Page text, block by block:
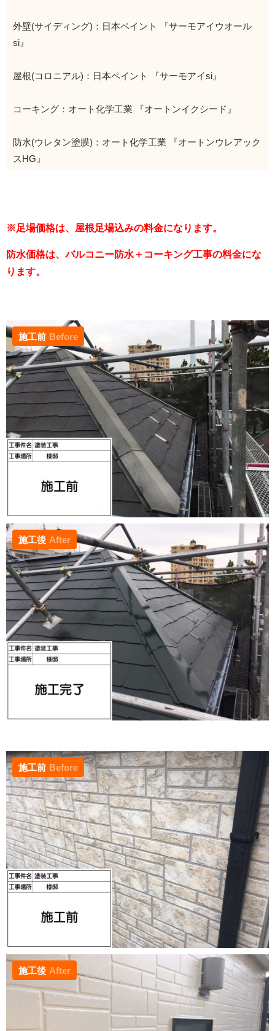
外壁(サイディング)：日本ペイント 『サーモアイウオール
si』
屋根(コロニアル)：日本ペイント 『サーモアイsi』
コーキング：オート化学工業 『オートンイクシード』
防水(ウレタン塗膜)：オート化学工業 『オートンウレアック
スHG』
※足場価格は、屋根足場込みの料金になります。
防水価格は、バルコニー防水＋コーキング工事の料金にな
ります。
施工前 Before
施工後 After
施工前 Before
施工後 After